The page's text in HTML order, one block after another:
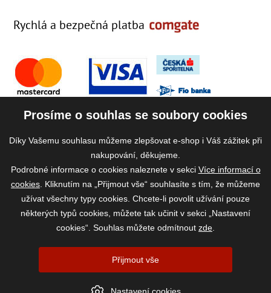
Rychlá a bezpečná platba
2026 ©www.vase-krmivo.cz- Tomáš Kroupa e-shop, Kanice 307, 664 01
Brno-venkov, IČ: 75785439
Prosíme o souhlas se soubory cookies
Díky Vašemu souhlasu můžeme zlepšovat e-shop i Váš zážitek při
nakupování, děkujeme.
Podrobné informace o cookies naleznete v sekci Více informací o
cookies . Kliknutím na „Přijmout vše“ souhlasíte s tím, že můžeme
užívat všechny typy cookies. Chcete-li povolit užívání pouze
některých typů cookies, můžete tak učinit v sekci „Nastavení
cookies“. Souhlas můžete odmítnout zde
Přijmout vše